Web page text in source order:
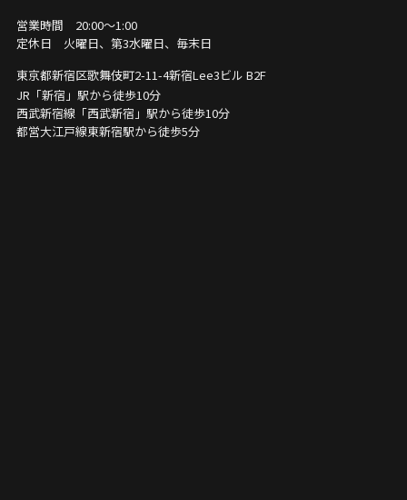
営業時間 20:00〜1:00
定休日 火曜日、第3水曜日、毎末日
東京都新宿区歌舞伎町2-11-4新宿Lee3ビル B2F
JR「新宿」駅から徒歩10分
西武新宿線「西武新宿」駅から徒歩10分
都営大江戸線東新宿駅から徒歩5分